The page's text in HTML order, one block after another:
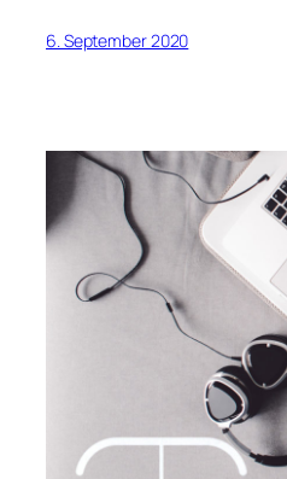
6. September 2020